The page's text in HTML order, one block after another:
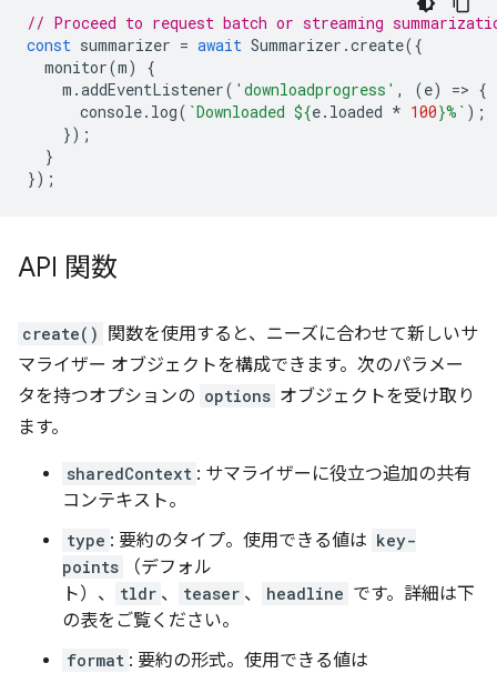
// Proceed to request batch or streaming
const summarizer = await Summarizer .create({
monitor(m)
{
m .addEventListener( 'downloadprogress' , (e) => {
console. log( `Downloaded ${e. loaded * 100}%` );
});
}
});
API 関数
create()
関数を使用すると、ニーズに合わせて新しいサ
マライザー オブジェクトを構成できます。次のパラメー
タを持つオプションの options オブジェクトを受け取り
ます。
sharedContext : サマライザーに役立つ追加の共有
コンテキスト。
type : 要約のタイプ。使用できる値は key-
points
（デフォル
ト）、
tldr 、 teaser 、 headline です。詳細は下
の表をご覧ください。
format : 要約の形式。使用できる値は